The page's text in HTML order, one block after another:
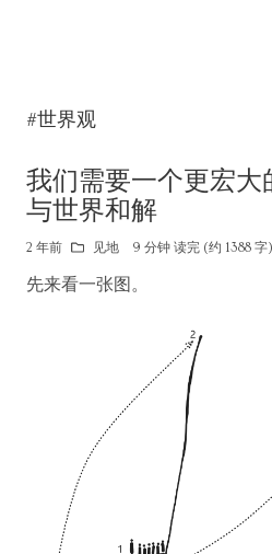
#世界观
我们需要一个更宏大
与世界和解
2 年前 见地 9 分钟 读完 (约 1388 字)
先来看一张图。